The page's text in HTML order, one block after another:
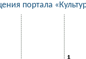
портала